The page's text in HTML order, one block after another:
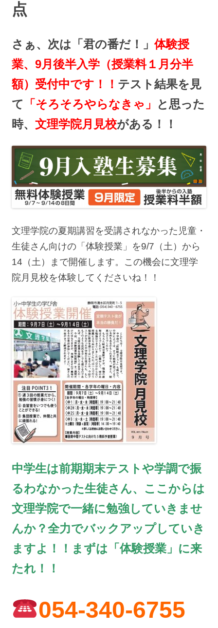
点
さぁ、次は「君の番だ！」体験授
業、9月後半入学（授業料１月分半
額）受付中です！！ テスト結果を見
て
「そろそろやらなきゃ」
と思った
時、 文理学院月見校がある！！
文理学院の夏期講習を受講されなかった児童・
生徒さん向けの「体験授業」を9/7（土）から
14（土）まで開催します。この機会に文理学
院月見校を体験してくださいね！！
中学生は前期期末テストや学調で振
るわなかった生徒さん、ここからは
文理学院で一緒に勉強していきませ
んか？全力でバックアップしていき
ますよ！！まずは「体験授業」に来
たれ！！
054-340-6755